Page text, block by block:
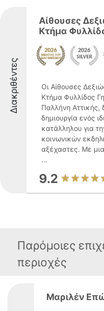
Διακριθέντες
Αίθουσες
Κτήμα
Οι Αίθουσες
Κτήμα Φυλλίδος
Παλλήνη Αττικής,
δημιουργία ενός
κατάλληλου για
κοινωνικών
αξέχαστες. Με μια
...
9.2
Παρόμοιες
περιοχές
Μαριλέν